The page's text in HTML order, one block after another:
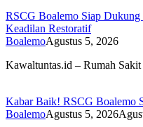
RSCG Boalemo Siap Dukung
Keadilan Restoratif
BoalemoAgustus 5, 2026
Kawaltuntas.id – Rumah
Kabar Baik! RSCG Boalemo
BoalemoAgustus 5, 2026